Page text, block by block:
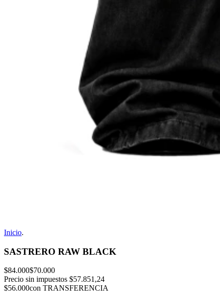
Inicio.
SASTRERO RAW BLACK
$84.000$70.000
Precio sin impuestos $57.851,24
$56.000con TRANSFERENCIA